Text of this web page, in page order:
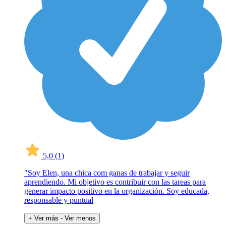
5,0 (1)
"Soy Elen, una chica com ganas de trabajar y seguir
aprendiendo. Mi objetivo es contribuir con las tareas para
generar impacto positivo en la organización. Soy educada,
responsable y puntual
+ Ver más - Ver menos